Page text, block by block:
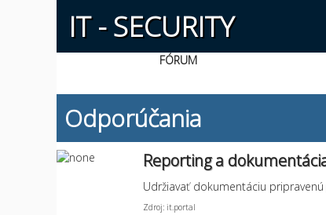
IT - SECURITY
FÓRUM
Odporúčania
Reporting a
Udržiavať dokumentáciu
Zdroj: it.portal